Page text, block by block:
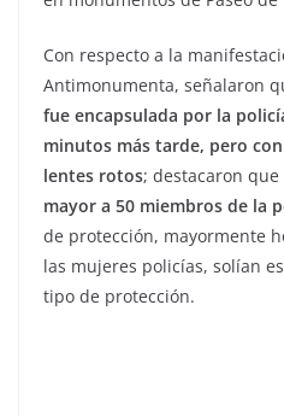
Con respecto a la
Antimonumenta, señalaron
fue encapsulada por la
minutos más tarde, pero
lentes rotos; destacaron
mayor a 50 miembros de la
de protección, mayormente
las mujeres policías, solían
tipo de protección.